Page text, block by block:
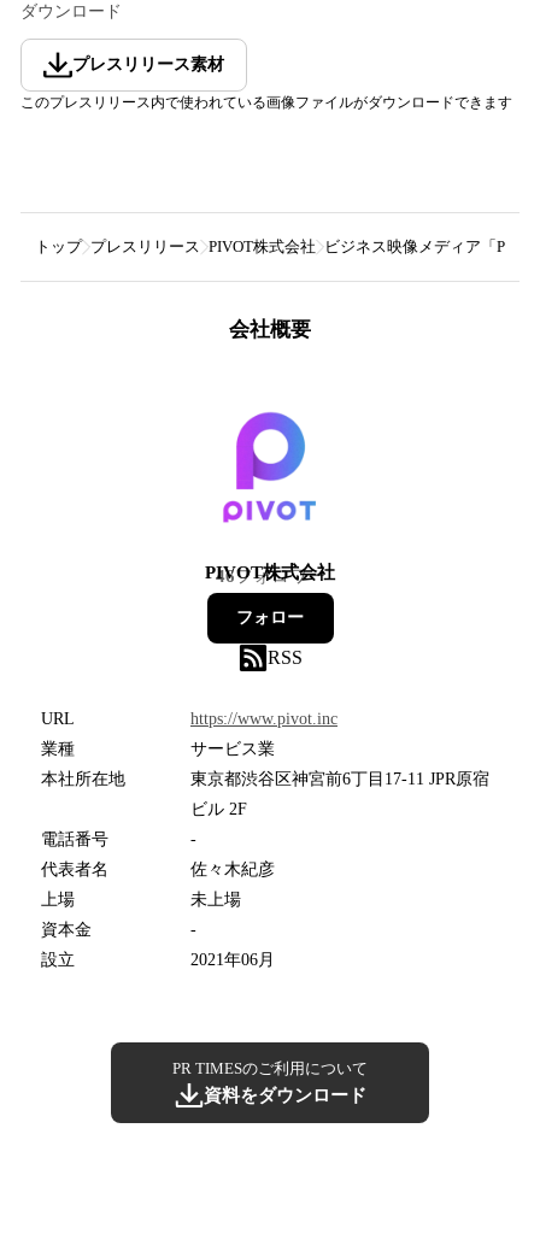
ダウンロード
プレスリリース素材
このプレスリリース内で使われている画像ファイルがダウンロードできます
トップ プレスリリース PIVOT株式会社 ビジネス映像メディア「
会社概要
PIVOT株式会社
46フォロワー
フォロー
RSS
URL
https://www.pivot.inc
業種
サービス業
本社所在地
東京都渋谷区神宮前6丁目17-11 JPR原宿
ビル 2F
電話番号
-
代表者名
佐々木紀彦
上場
未上場
資本金
-
設立
2021年06月
PR TIMESのご利用について
資料をダウンロード